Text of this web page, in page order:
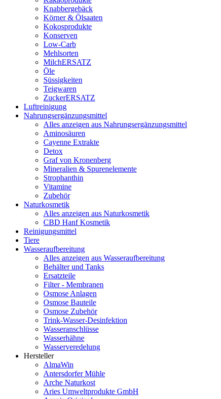
Knabbergebäck
Körner & Ölsaaten
Kokosprodukte
Konserven
Low-Carb
Mehlsorten
MilchERSATZ
Öle
Süssigkeiten
Teigwaren
ZuckerERSATZ
Luftreinigung
Nahrungsergänzungsmittel
Alles anzeigen aus Nahrungsergänzungsmittel
Aminosäuren
Cayenne Extrakte
Detox
Graf von Kronenberg
Mineralien & Spurenelemente
Strophanthin
Vitamine
Zubehör
Naturkosmetik
Alles anzeigen aus Naturkosmetik
CBD Hanf Kosmetik
Reinigungsmittel
Tiere
Wasseraufbereitung
Alles anzeigen aus Wasseraufbereitung
Behälter und Tanks
Ersatzteile
Filter - Membranen
Osmose Anlagen
Osmose Bauteile
Osmose Zubehör
Trink-Wasser-Desinfektion
Wasseranschlüsse
Wasserhähne
Wasserveredelung
Hersteller
AlmaWin
Antersdorfer Mühle
Arche Naturkost
Aries Umweltprodukte GmbH